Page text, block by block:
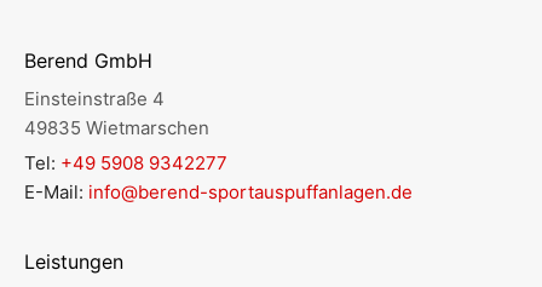
Berend GmbH
Einsteinstraße 4
49835 Wietmarschen
Tel: +49 5908 9342277
E-Mail: info@berend-sportauspuffanlagen.de
Leistungen